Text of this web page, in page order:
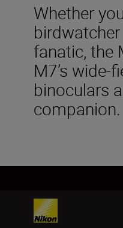
Whether
fanatic, the
M7’s wide-
binoculars
companion.